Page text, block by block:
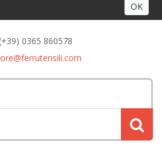
0365 860578
OK